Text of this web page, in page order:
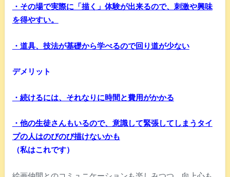
・その場で実際に「描く」体験が出来るので、刺激や興味
を得やすい。
・道具、技法が基礎から学べるので回り道が少ない
デメリット
・続けるには、それなりに時間と費用がかかる
・他の生徒さんもいるので、意識して緊張してしまうタイ
プの人はのびのび描けないかも
（私はこれです）